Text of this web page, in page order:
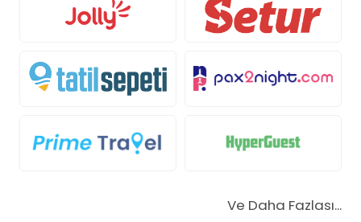
Ve Daha Fazlası...